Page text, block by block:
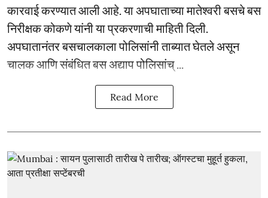
कारवाई करण्यात आली आहे. या अपघाताच्या मातेश्वरी बसचे बस
निरीक्षक कोकणे यांनी या प्रकरणाची माहिती दिली.
अपघातानंतर बसचालकाला पोलिसांनी ताब्यात घेतले असून
चालक आणि संबंधित बस अद्याप पोलिसांच् ...
Read More